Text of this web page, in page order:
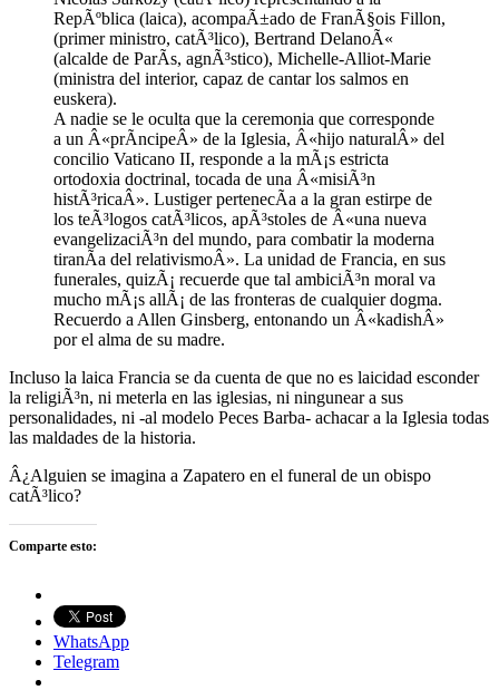
RepÃºblica (laica), acompaÃ±ado de FranÃ§ois Fillon,
(primer ministro, catÃ³lico), Bertrand DelanoÃ«
(alcalde de ParÃ­s, agnÃ³stico), Michelle-Alliot-Marie
(ministra del interior, capaz de cantar los salmos en
euskera).
A nadie se le oculta que la ceremonia que corresponde
a un Â«prÃ­ncipeÂ» de la Iglesia, Â«hijo naturalÂ» del
concilio Vaticano II, responde a la mÃ¡s estricta
ortodoxia doctrinal, tocada de una Â«misiÃ³n
histÃ³ricaÂ». Lustiger pertenecÃ­a a la gran estirpe de
los teÃ³logos catÃ³licos, apÃ³stoles de Â«una nueva
evangelizaciÃ³n del mundo, para combatir la moderna
tiranÃ­a del relativismoÂ». La unidad de Francia, en sus
funerales, quizÃ¡ recuerde que tal ambiciÃ³n moral va
mucho mÃ¡s allÃ¡ de las fronteras de cualquier dogma.
Recuerdo a Allen Ginsberg, entonando un Â«kadishÂ»
por el alma de su madre.
Incluso la laica Francia se da cuenta de que no es laicidad esconder
la religiÃ³n, ni meterla en las iglesias, ni ningunear a sus
personalidades, ni -al modelo Peces Barba- achacar a la Iglesia todas
las maldades de la historia.
Â¿Alguien se imagina a Zapatero en el funeral de un obispo
catÃ³lico?
Comparte esto:
WhatsApp
Telegram